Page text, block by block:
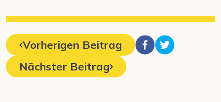
Vorherigen Beitrag
Nächster Beitrag